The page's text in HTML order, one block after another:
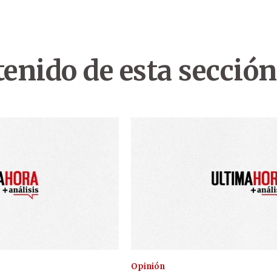
de esta sección
Opinión